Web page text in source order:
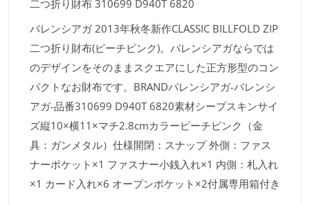
二つ折り財布 310699 D940T 6820
バレンシアガ 2013年秋冬新作CLASSIC BILLFOLD ZIP
二つ折り財布(ピーチピンク)。バレンシアガならでは
のデザインをそのままスクエアにした正方形型のコン
パクトなお財布です。BRANDバレンシアガ-バレンシ
アガ-品番310699 D940T 6820素材シープスキンサイ
ズ縦10×横11×マチ2.8cmカラーピーチピンク（金
具：ガンメタル）仕様開閉：スナップ 外側：ファス
ナーポケット×1 ファスナー小銭入れ×1 内側：札入れ
×1 カード入れ×6 オープンポケット×2付属専用箱付き